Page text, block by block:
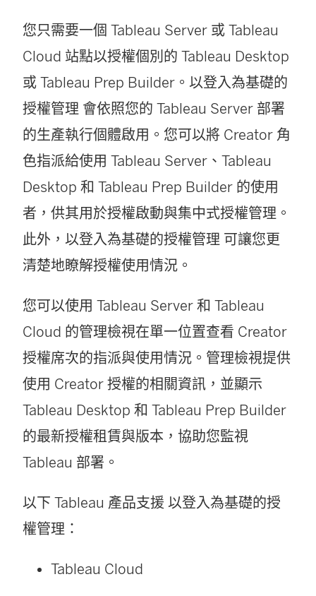
您只需要一個 Tableau Server 或 Tableau
Cloud 站點以授權個別的 Tableau Desktop
或 Tableau Prep Builder 。 以登入為基礎的
授權管理 會依照您的 Tableau Server 部署
的生產執行個體啟用。您可以將 Creator 角
色指派給使用 Tableau Server 、 Tableau
Desktop 和 Tableau Prep Builder 的使用
者，供其用於授權啟動與集中式授權管理。
此外， 以登入為基礎的授權管理 可讓您更
清楚地瞭解授權使用情況。
您可以使用 Tableau Server 和 Tableau
Cloud 的管理檢視在單一位置查看 Creator
授權席次的指派與使用情況。管理檢視提供
使用 Creator 授權的相關資訊，並顯示
Tableau Desktop 和 Tableau Prep Builder
的最新授權租賃與版本，協助您監視
Tableau 部署。
以下 Tableau 產品支援 以登入為基礎的授
權管理 ：
Tableau Cloud